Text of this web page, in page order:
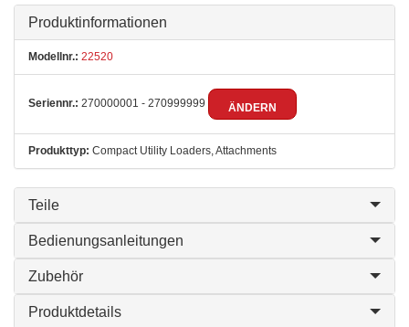
Produktinformationen
Modellnr.: 22520
Seriennr.: 270000001 - 270999999 ÄNDERN
Produkttyp: Compact Utility Loaders, Attachments
Teile
Bedienungsanleitungen
Zubehör
Produktdetails